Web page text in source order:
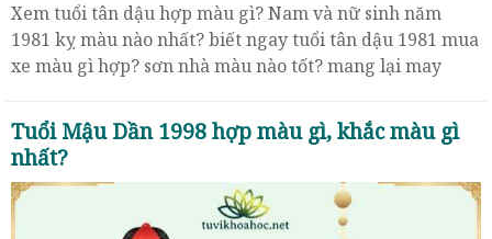
Xem tuổi tân dậu hợp màu gì? Nam và nữ sinh năm
1981 kỵ màu nào nhất? biết ngay tuổi tân dậu 1981 mua
xe màu gì hợp? sơn nhà màu nào tốt? mang lại may
Tuổi Mậu Dần 1998 hợp màu gì, khắc màu gì
nhất?